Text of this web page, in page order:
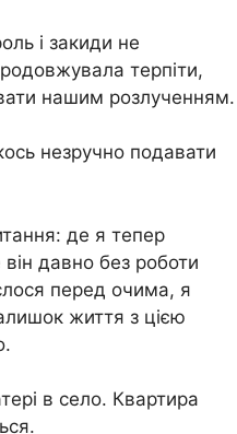
і закиди не
терпіти,
нашим розлученням.
незручно подавати
де я тепер
давно без роботи
перед очима, я
життя з цією
в село. Квартира